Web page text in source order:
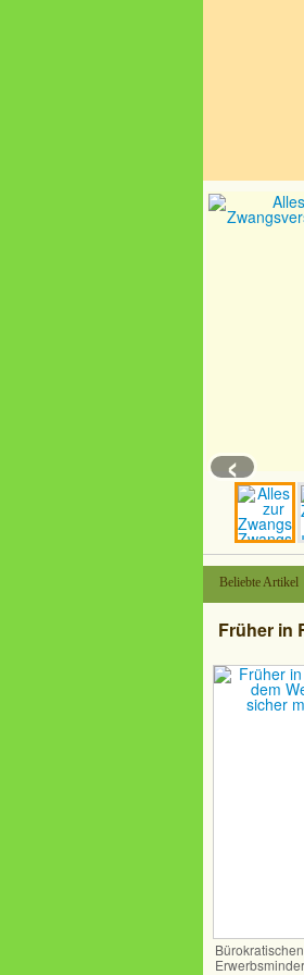
‹
Beliebte Artikel
Früher in